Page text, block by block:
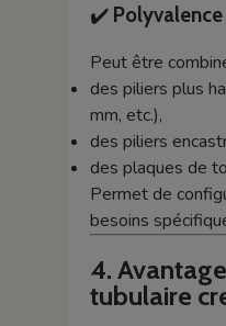
✔️ Polyvalence
Peut être
des piliers plus
mm, etc.),
des piliers
des plaques de
Permet de
besoins
4.
tubulaire